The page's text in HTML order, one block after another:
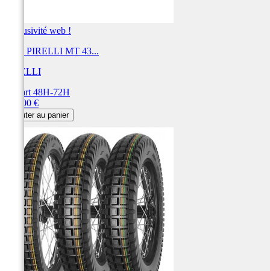
Exclusivité web !
Pneu PIRELLI MT 43...
PIRELLI
Départ 48H-72H
141,00 €
Ajouter au panier